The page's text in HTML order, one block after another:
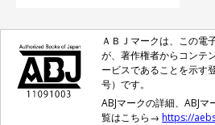
ＡＢＪマークは、この電
が、著作権者からコンテ
ービスであることを示す
号）です。
ABJマークの詳細、ABJ
覧はこちら→ https://